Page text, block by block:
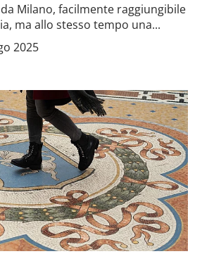
Milano, facilmente raggiungibile
ma allo stesso tempo una...
2025